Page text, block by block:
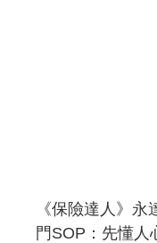
《保險達人》
門SOP：先懂人